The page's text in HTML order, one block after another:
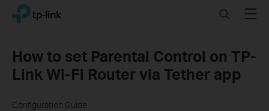
Click
navigation
TP-Link, Reliably Smart SearchMenu
How to set Parental Control on TP-
Link Wi-Fi Router via Tether app
Configuration Guide